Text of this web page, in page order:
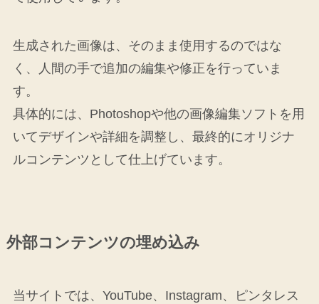
生成された画像は、そのまま使用するのではな
く、人間の手で追加の編集や修正を行っていま
す。
具体的には、Photoshopや他の画像編集ソフトを用
いてデザインや詳細を調整し、最終的にオリジナ
ルコンテンツとして仕上げています。
外部コンテンツの埋め込み
当サイトでは、YouTube、Instagram、ピンタレス